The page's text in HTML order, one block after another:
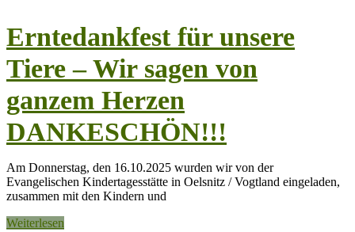
Erntedankfest für unsere
Tiere – Wir sagen von
ganzem Herzen
DANKESCHÖN!!!
Am Donnerstag, den 16.10.2025 wurden wir von der
Evangelischen Kindertagesstätte in Oelsnitz / Vogtland eingeladen,
zusammen mit den Kindern und
Weiterlesen